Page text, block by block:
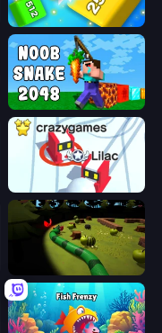
Qube 2048
Noob Snake 2048
Snowball.io
Axy Snake 3D